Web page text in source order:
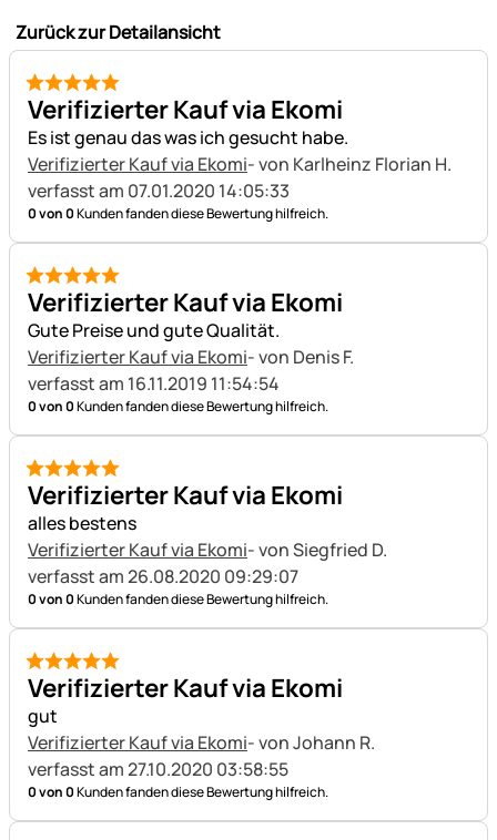
Zurück zur Detailansicht
5 von 5
Verifizierter Kauf via Ekomi
Es ist genau das was ich gesucht habe.
Verifizierter Kauf via Ekomi- von Karlheinz Florian H.
verfasst am 07.01.2020 14:05:33
0 von 0Kunden fanden diese Bewertung hilfreich.
5 von 5
Verifizierter Kauf via Ekomi
Gute Preise und gute Qualität.
Verifizierter Kauf via Ekomi- von Denis F.
verfasst am 16.11.2019 11:54:54
0 von 0Kunden fanden diese Bewertung hilfreich.
5 von 5
Verifizierter Kauf via Ekomi
alles bestens
Verifizierter Kauf via Ekomi- von Siegfried D.
verfasst am 26.08.2020 09:29:07
0 von 0Kunden fanden diese Bewertung hilfreich.
5 von 5
Verifizierter Kauf via Ekomi
gut
Verifizierter Kauf via Ekomi- von Johann R.
verfasst am 27.10.2020 03:58:55
0 von 0Kunden fanden diese Bewertung hilfreich.